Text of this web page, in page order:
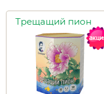
Трещащий пион